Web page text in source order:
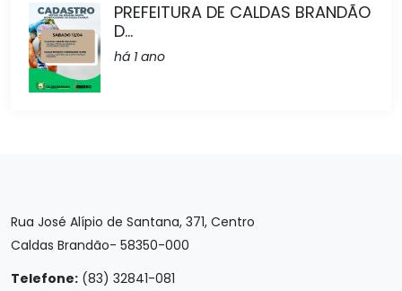
PREFEITURA DE CALDAS BRANDÃO
D...
há 1 ano
Rua José Alípio de Santana, 371, Centro
Caldas Brandão- 58350-000
Telefone: (83) 32841-081